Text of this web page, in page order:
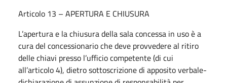
Articolo 13 – APERTURA E CHIUSURA
L’apertura e la chiusura della sala concessa in uso è a
cura del concessionario che deve provvedere al ritiro
delle chiavi presso l’ufficio competente (di cui
all’articolo 4), dietro sottoscrizione di apposito verbale-